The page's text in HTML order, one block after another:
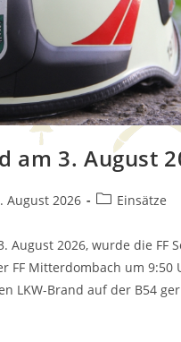
am 3. August
August 2026 Einsätze
August 2026, wurde die FF
FF Mitterdombach um 9:50
LKW-Brand auf der B54